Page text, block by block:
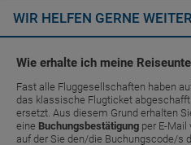
WIR HELFEN GERNE WEITER
Wie erhalte ich meine
Fast alle Fluggesellschaften haben
das klassische Flugticket
ersetzt. Aus diesem Grund erhalten
eine Buchungsbestätigung per E-Mail
auf der Sie den/die Buchungscode/s